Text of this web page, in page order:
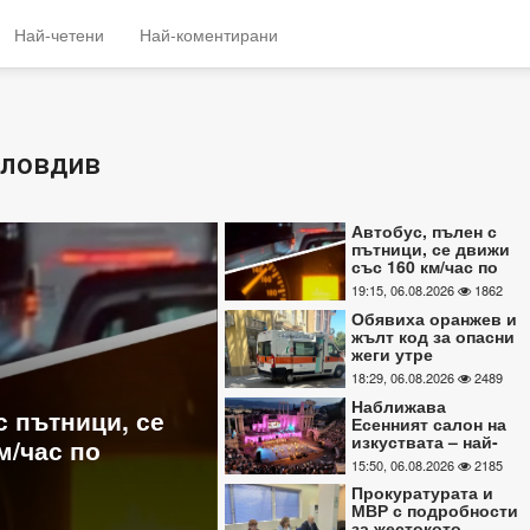
Най-четени Най-коментирани
и жълт код за
Наближава Есенният
изкуствата – най-
културен формат под
2185
Автобус, пълен с
пътници, се движи
със 160 км/час по
магистралата
19:15, 06.08.2026 1862
Обявиха оранжев и
жълт код за опасни
жеги утре
18:29, 06.08.2026 2489
Наближава
Есенният салон на
изкуствата – най-
големият културен
формат под
тепетата
15:50, 06.08.2026 2185
Прокуратурата и
МВР с подробности